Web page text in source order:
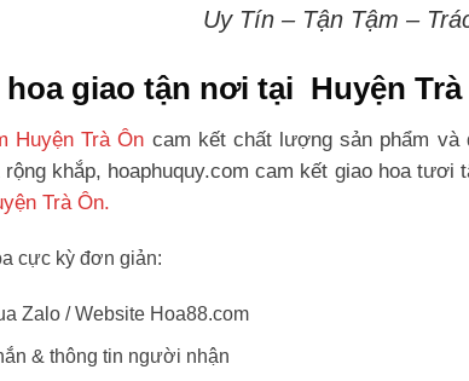
Uy Tín – Tận Tậm –
hoa giao tận nơi tại Huyện Trà
Huyện Trà Ôn cam kết chất lượng sản phẩm và
rộng khắp, hoaphuquy.com cam kết giao hoa
Trà Ôn.
cực kỳ đơn giản:
Zalo / Website Hoa88.com
& thông tin người nhận